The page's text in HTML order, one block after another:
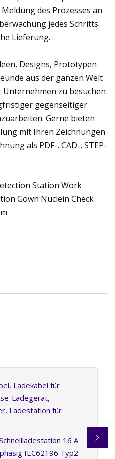
des Prozesses an
jedes Schritts
Lieferung.
Designs, Prototypen
aus der ganzen Welt
zu besuchen
gegenseitiger
Gerne bieten
mit Ihren Zeichnungen
als PDF-, CAD-, STEP-
Ladekabel für
Ladegerät,
Ladestation für
16 A
IEC62196 Typ2